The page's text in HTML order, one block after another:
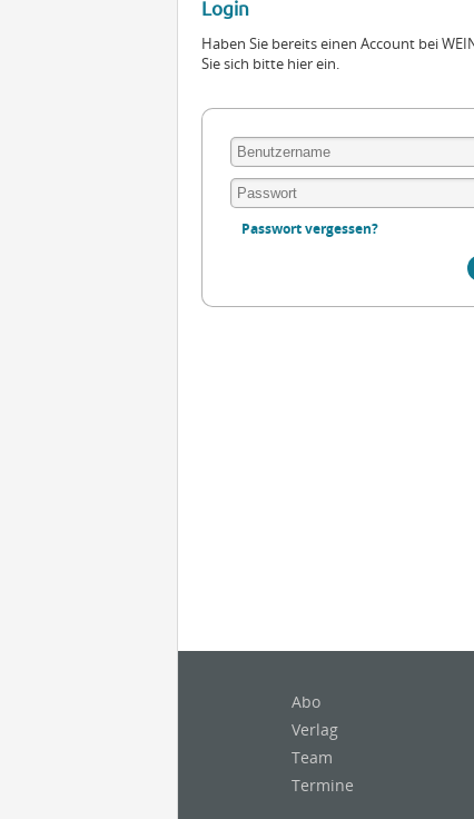
Login
Haben Sie bereits einen Account bei
Sie sich bitte hier ein.
Passwort vergessen?
Abo
Verlag
Team
Termine